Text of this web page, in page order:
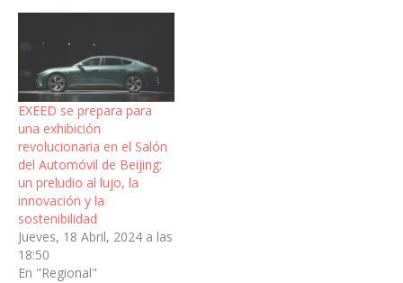
EXEED se prepara para
una exhibición
revolucionaria en el Salón
del Automóvil de Beijing:
un preludio al lujo, la
innovación y la
sostenibilidad
Jueves, 18 Abril, 2024 a las
18:50
En "Regional"